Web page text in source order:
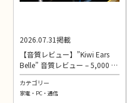
2026.07.31掲載
【音質レビュー】”Kiwi Ears
Belle” 音質レビュー – 5,000 円
DLC 振動板 IEM を “NW –
WM1ZM2” で本気レビュー
【2026 年】
カテゴリー
家電・PC・通信